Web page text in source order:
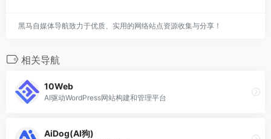
黑马自媒体导航致力于优质、实用的网络站点资源收集与分享！
相关导航
10Web
AI驱动WordPress网站构建和管理平台
AiDog(AI狗)